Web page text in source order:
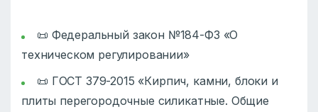
📜 Федеральный закон №184-ФЗ «О
техническом регулировании»
📜 ГОСТ 379-2015 «Кирпич, камни, блоки и
плиты перегородочные силикатные. Общие